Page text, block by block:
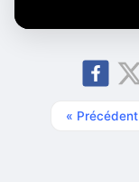
« Précédent